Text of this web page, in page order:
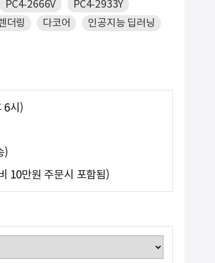
PC4-2666V
PC4-2933Y
더링 다코어
인공지능 딥러닝
6시)
)
10만원 주문시 포함됨)